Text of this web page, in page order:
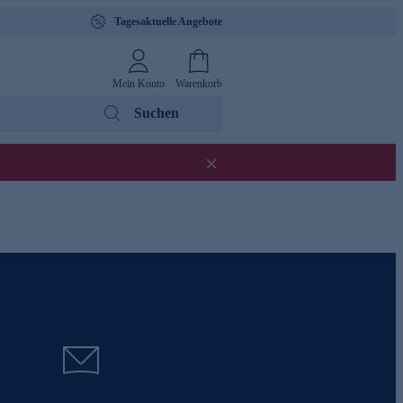
Tagesaktuelle Angebote
Mein Konto Warenkorb
Suchen